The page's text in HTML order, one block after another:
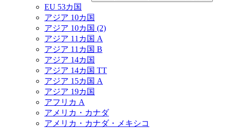
EU 53カ国
アジア 10カ国
アジア 10カ国 (2)
アジア 11カ国 A
アジア 11カ国 B
アジア 14カ国
アジア 14カ国 TT
アジア 15カ国 A
アジア 19カ国
アフリカ A
アメリカ・カナダ
アメリカ・カナダ・メキシコ